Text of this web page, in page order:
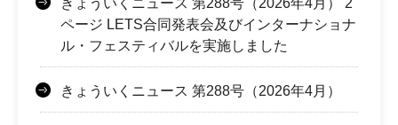
きょういくニュース 第288号（2026年4月） 2
ページ LETS合同発表会及びインターナショナ
ル・フェスティバルを実施しました
きょういくニュース 第288号（2026年4月）